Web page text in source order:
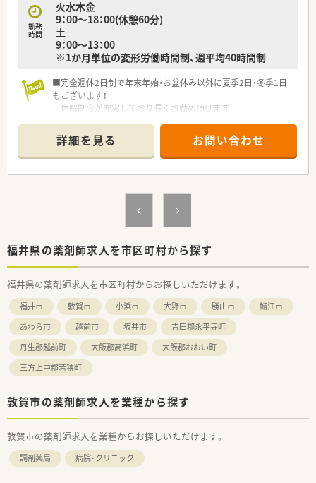
勤務
時間
火水木金
9：00～18：00(休憩60分)
土
9：00～13：00
※1か月単位の変形労働時間制、週平均40時間制
■完全週休2日制で年末年始・お盆休み以外に夏季2日・冬季1日
もございます！
休暇制度が充実しており長くお勤め頂けます
遠方からの方やUターン・Iターン希望の方もお気軽にお問い合
わせください
詳細を見る お問い合わせ
福井県の薬剤師求人を市区町村から探す
福井県の薬剤師求人を市区町村からお探しいただけます。
福井市 敦賀市 小浜市 大野市 勝山市
鯖江市
あわら市
越前市 坂井市
吉田郡永平寺町
丹生郡越前町
大飯郡高浜町
大飯郡おおい町
三方上中郡若狭町
敦賀市の薬剤師求人を業種から探す
敦賀市の薬剤師求人を業種からお探しいただけます。
調剤薬局 病院・クリニック